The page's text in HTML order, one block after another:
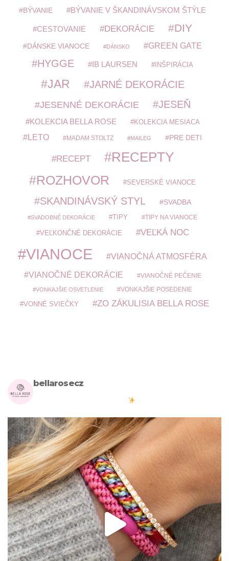
BÝVANIE BÝVANIE V ŠKANDINÁVSKOM ŠTÝLE
CESTOVANIE DEKORÁCIE DIY
DÁNSKE VIANOCE DÁNSKO GREEN GATE
HYGGE IB LAURSEN INŠPIRÁCIA
JAR JARNÉ DEKORÁCIE
JESENNÉ DEKORÁCIE JESEŇ
KOLEKCIA BELLA ROSE KOLEKCIA MESIACA
LETO MADAM STOLTZ MAILEG PRE DETI
RECEPT
RECEPTY
ROZHOVOR
SEVERSKÉ VIANOCE
SKANDINÁVSKÝ STYL SVADBA
SVADOBNÉ DEKORÁCIE TIPY TIPY NA VIANOCE
VEĽKONČNÉ DEKORÁCIE VEĽKÁ NOC
VIANOCE VIANOČNÁ ATMOSFÉRA
VIANOČNÉ DEKORÁCIE VIANOČNÉ PEČENIE
VONKAJŠIE OSVETLENIE VONKAJŠIE POSEDENIE
VONNÉ SVIEČKY ZO ZÁKULISIA BELLA ROSE
bellarosecz